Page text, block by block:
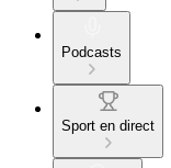
Podcasts
Sport en direct